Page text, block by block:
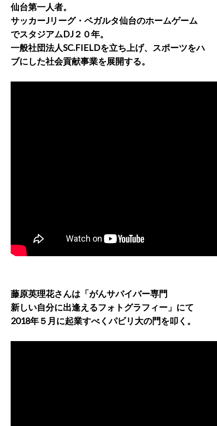
仙台第一人者。
サッカーJリーグ・ベガルタ仙台のホームゲーム
でスタジアムDJ２０年。
一般社団法人SC.FIELDを立ち上げ、スポーツをハ
ブにした社会貢献事業を展開する。
藤原英理花さんは「がんサバイバー専門
新しい自分に出逢えるフォトグラフィー」にて
2018年５月に起業すべくパビリ大の門を叩く。